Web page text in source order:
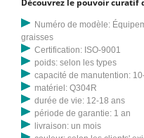
Découvrez le pouvoir curatif
Numéro de modèle:
graisses
Certification: ISO-9001
poids: selon les types
capacité de manutention:
matériel: Q304R
durée de vie: 12-18 ans
période de garantie: 1 an
livraison: un mois